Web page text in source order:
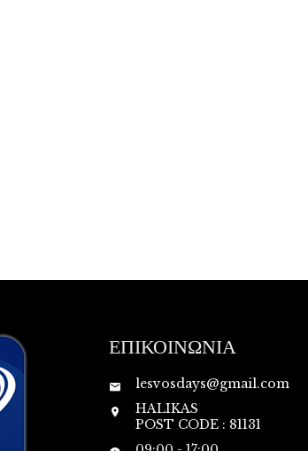
ΕΠΙΚΟΙΝΩΝΙΑ
lesvosdays@gmail.com
HALIKAS
POST CODE : 81131